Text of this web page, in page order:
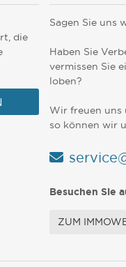
die
Sagen Sie uns
Haben Sie
vermissen Sie
loben?
Wir freuen uns
so können wir
Besuchen Sie
ZUM